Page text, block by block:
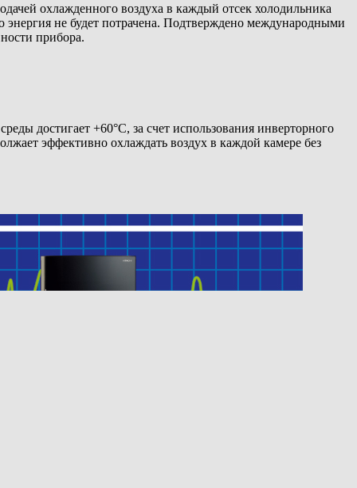
охлажденного воздуха в каждый отсек холодильника
энергия не будет потрачена. Подтверждено международными
прибора.
достигает +60°C, за счет использования инверторного
эффективно охлаждать воздух в каждой камере без